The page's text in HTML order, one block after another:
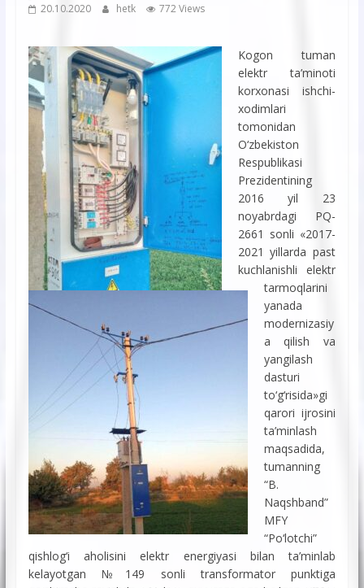
20.10.2020 hetk 772 Views
Kogon tuman
elektr ta’minoti
korxonasi ishchi-
xodimlari
tomonidan
O‘zbekiston
Respublikasi
Prezidentining
2016 yil 23
noyabrdagi PQ-
2661 sonli «2017-
2021 yillarda past
kuchlanishli elektr
tarmoqlarini
yanada
modernizasiy
a qilish va
yangilash
dasturi
to‘g‘risida»gi
qarori ijrosini
ta’minlash
maqsadida,
tumanning
“B.
Naqshband”
MFY
“Po‘lotchi”
qishlog‘i aholisini elektr energiyasi bilan ta’minlab
kelayotgan №149 sonli transformator punktiga